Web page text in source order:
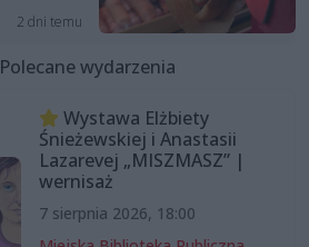
2 dni temu
Polecane wydarzenia
Wystawa Elżbiety
Śnieżewskiej i Anastasii
Lazarevej „MISZMASZ” |
wernisaż
7 sierpnia 2026, 18:00